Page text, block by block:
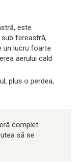
este
fereastră,
un lucru foarte
aerului cald
plus o perdea,
complet
să se